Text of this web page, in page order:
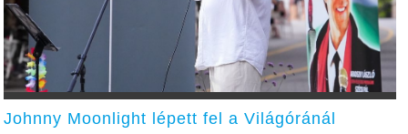
Johnny Moonlight lépett fel a Világóránál